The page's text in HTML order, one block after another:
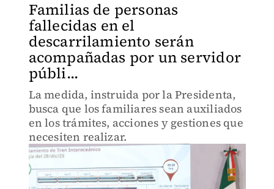
Familias de personas
fallecidas en el
descarrilamiento serán
acompañadas por un servidor
públi...
La medida, instruida por la Presidenta,
busca que los familiares sean auxiliados
en los trámites, acciones y gestiones que
necesiten realizar.